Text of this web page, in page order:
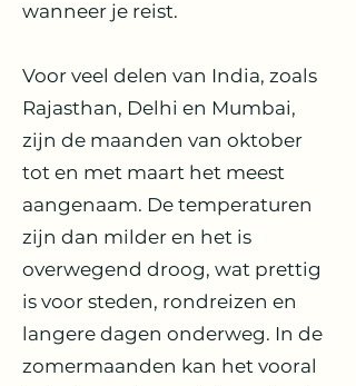
wanneer je reist.
Voor veel delen van India, zoals
Rajasthan, Delhi en Mumbai,
zijn de maanden van oktober
tot en met maart het meest
aangenaam. De temperaturen
zijn dan milder en het is
overwegend droog, wat prettig
is voor steden, rondreizen en
langere dagen onderweg. In de
zomermaanden kan het vooral